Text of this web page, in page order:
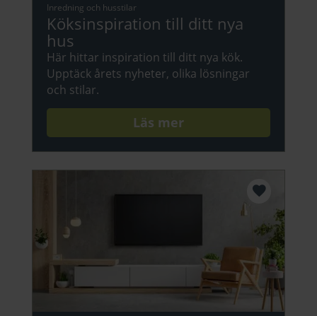
Inredning och husstilar
Köksinspiration till ditt nya
hus
Här hittar inspiration till ditt nya kök.
Upptäck årets nyheter, olika lösningar
och stilar.
Läs mer